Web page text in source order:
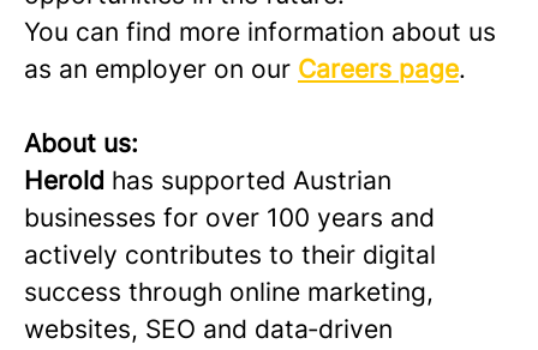
You can find more information about us
as an employer on our Careers page.
About us:
Herold has supported Austrian
businesses for over 100 years and
actively contributes to their digital
success through online marketing,
websites, SEO and data‑driven